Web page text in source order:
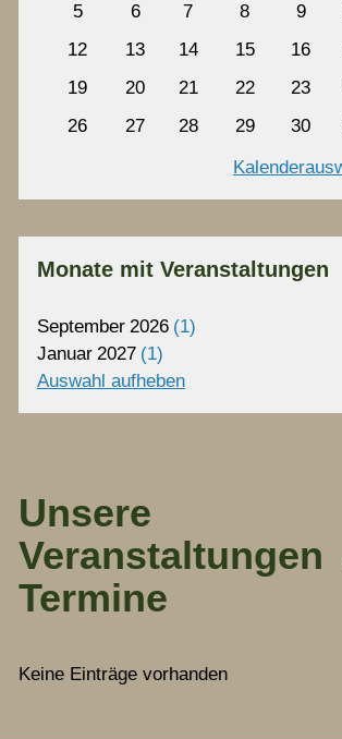
5
6 7 8 9
12
13 14 15 16
19
20 21 22 23
26
27 28 29 30
Monate mit Veranstaltungen
September 2026 1
Januar 2027 1
Auswahl aufheben
Unsere
Veranstaltungen
Termine
Keine Einträge vorhanden